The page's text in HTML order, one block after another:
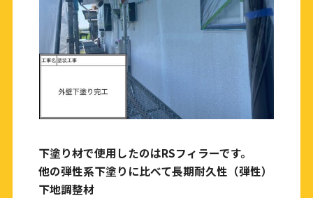
下塗り材で使用したのはRSフィラーです。
他の弾性系下塗りに比べて長期耐久性（弾性）
下地調整材